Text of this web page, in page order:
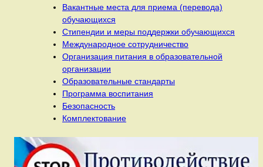
Вакантные места для приема (перевода)
обучающихся
Стипендии и меры поддержки обучающихся
Международное сотрудничество
Организация питания в образовательной
организации
Образовательные стандарты
Программа воспитания
Безопасность
Комплектование